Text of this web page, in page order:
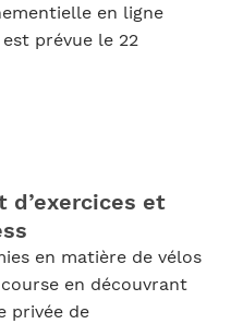
en ligne
prévue le 22
d’exercices et
en matière de vélos
en découvrant
privée de